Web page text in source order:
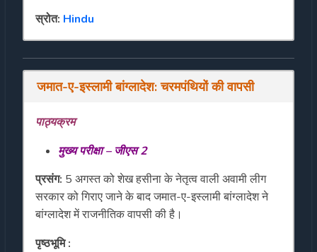
स्रोत: Hindu
जमात-ए-इस्लामी बांग्लादेश:चरमपंथियों की वापसी
पाठ्यक्रम
मुख्य परीक्षा – जीएस 2
प्रसंग: 5 अगस्त को शेख हसीना के नेतृत्व वाली अवामी लीग
सरकार को गिराए जाने के बाद जमात-ए-इस्लामी बांग्लादेश ने
बांग्लादेश में राजनीतिक वापसी की है।
पृष्ठभूमि: